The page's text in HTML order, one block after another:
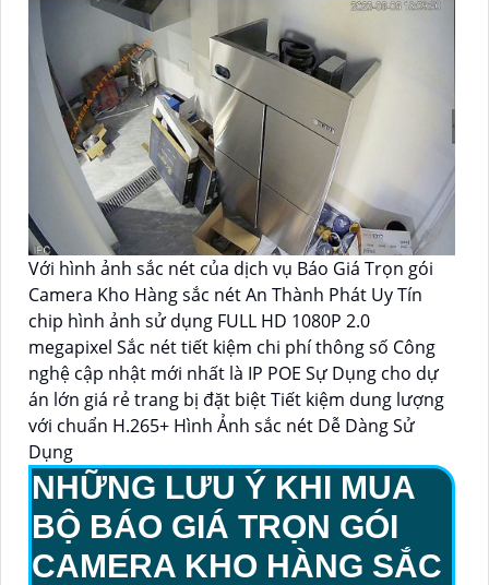
Với hình ảnh sắc nét của dịch vụ Báo Giá Trọn gói
Camera Kho Hàng sắc nét An Thành Phát Uy Tín
chip hình ảnh sử dụng FULL HD 1080P 2.0
megapixel Sắc nét tiết kiệm chi phí thông số Công
nghệ cập nhật mới nhất là IP POE Sự Dụng cho dự
án lớn giá rẻ trang bị đặt biệt Tiết kiệm dung lượng
với chuẩn H.265+ Hình Ảnh sắc nét Dễ Dàng Sử
Dụng
NHỮNG LƯU Ý KHI MUA
BỘ BÁO GIÁ TRỌN GÓI
CAMERA KHO HÀNG SẮC